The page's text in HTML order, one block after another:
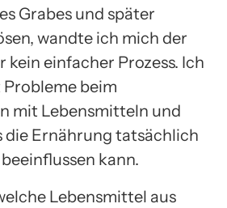
Grabes und später
wandte ich mich der
kein einfacher Prozess. Ich
beim
mit Lebensmitteln und
die Ernährung tatsächlich
kann.
Lebensmittel aus